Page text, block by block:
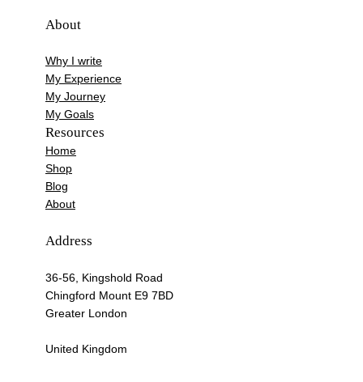
About
Why I write
My Experience
My Journey
My Goals
Resources
Home
Shop
Blog
About
Address
36-56, Kingshold Road
Chingford Mount E9 7BD
Greater London
United Kingdom